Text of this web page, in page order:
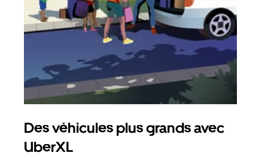
Des véhicules plus grands avec
UberXL